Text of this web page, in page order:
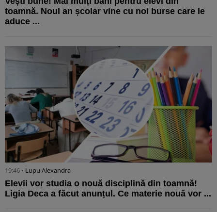
toamnă. Noul an școlar vine cu noi burse care le
aduce ...
19:46 • Lupu Alexandra
Elevii vor studia o nouă disciplină din toamnă!
Ligia Deca a făcut anunțul. Ce materie nouă vor ...